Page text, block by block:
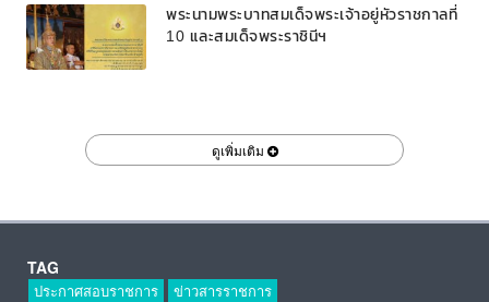
พระนามพระบาทสมเด็จพระเจ้าอยู่หัวราชกาลที่
10 และสมเด็จพระราชินีฯ
ดูเพิ่มเติม
TAG
ประกาศสอบราชการ ข่าวสารราชการ